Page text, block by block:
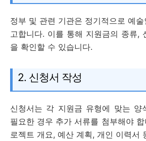
정부 및 관련 기관은 정기적으로 예
고합니다. 이를 통해 지원금의 종류,
을 확인할 수 있습니다.
2. 신청서 작성
신청서는 각 지원금 유형에 맞는 양
필요한 경우 추가 서류를 첨부해야
로젝트 개요, 예산 계획, 개인 이력서